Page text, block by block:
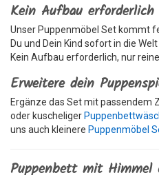
Kein Aufbau erforderlich
Unser Puppenmöbel Set kommt
Du und Dein Kind sofort in die
Kein Aufbau erforderlich, nur
Erweitere dein
Ergänze das Set mit passendem
oder kuscheliger
uns auch kleinere Puppenmöbel
Puppenbett mit Himmel